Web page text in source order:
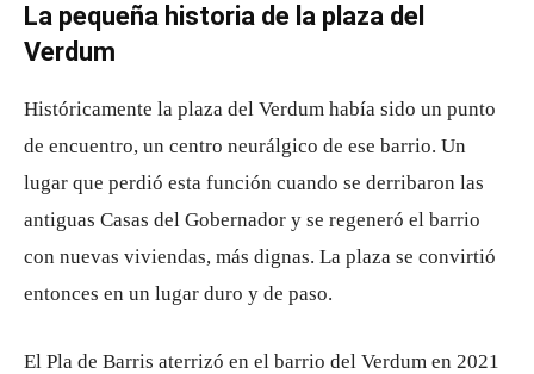
La pequeña historia de la plaza del
Verdum
Históricamente la plaza del Verdum había sido un punto
de encuentro, un centro neurálgico de ese barrio. Un
lugar que perdió esta función cuando se derribaron las
antiguas Casas del Gobernador y se regeneró el barrio
con nuevas viviendas, más dignas. La plaza se convirtió
entonces en un lugar duro y de paso.
El Pla de Barris aterrizó en el barrio del Verdum en 2021